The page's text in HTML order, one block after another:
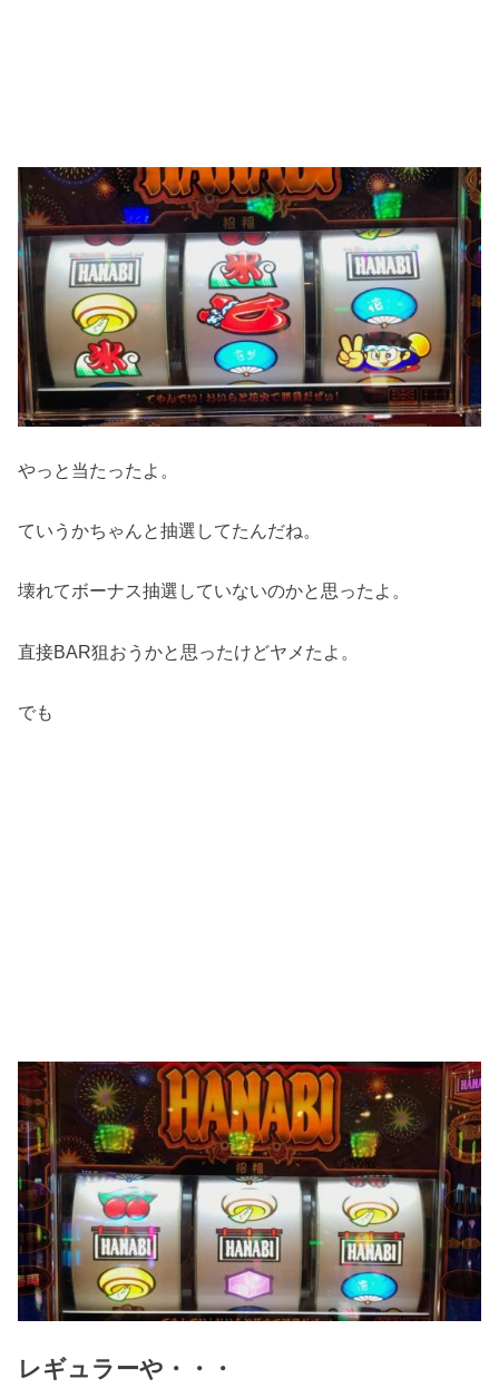
やっと当たったよ。
ていうかちゃんと抽選してたんだね。
壊れてボーナス抽選していないのかと思ったよ。
直接BAR狙おうかと思ったけどヤメたよ。
でも
レギュラーや・・・